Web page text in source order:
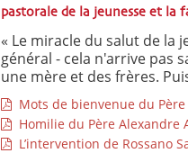
pastorale de la jeunesse et la
« Le miracle du salut de la
général - cela n'arrive pas
une mère et des frères.
Mots de bienvenue du Père
Homilie du Père Alexandre
L’intervention de Rossano